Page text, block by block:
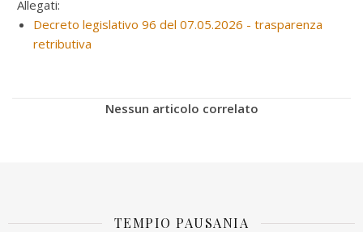
Allegati:
Decreto legislativo 96 del 07.05.2026 - trasparenza
retributiva
Nessun articolo correlato
TEMPIO PAUSANIA